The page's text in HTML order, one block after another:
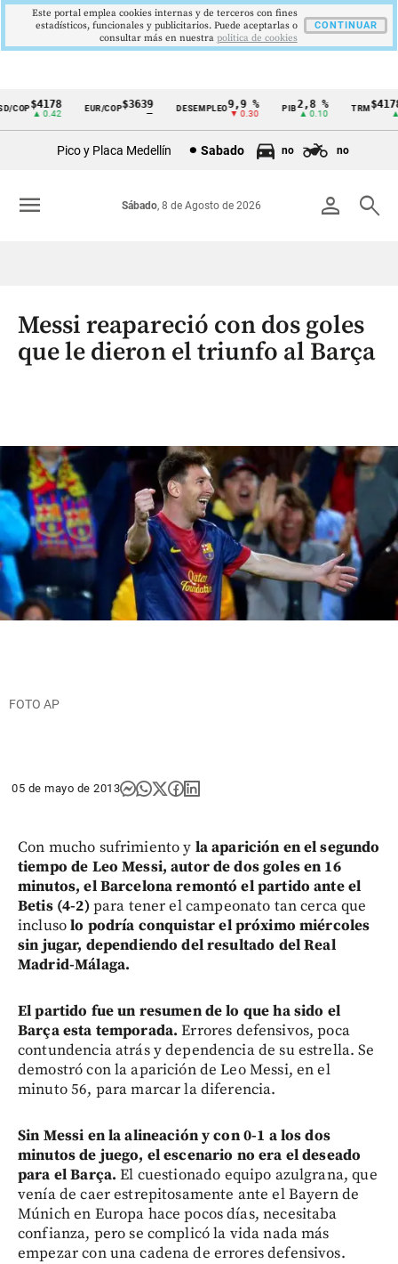
Cintillo
Colombia
$4178
▲ 0.42
EUR/COP$3639 DESEMPLEO9,9 %
▼ 0.30
2,8 %
▲ 0.10
TRM
▲
Pico y Placa Medellín Sabado no no
person search
Sábado, 8 de Agosto de 2026
menu
Messi reapareció con dos goles
que le dieron el triunfo al Barça
FOTO AP
05 de mayo de 2013
Con mucho sufrimiento y la aparición en el segundo
tiempo de Leo Messi, autor de dos goles en 16
minutos, el Barcelona remontó el partido ante el
Betis (4-2)para tener el campeonato tan cerca que
inclusolo podría conquistar el próximo miércoles
sin jugar, dependiendo del resultado del Real
Madrid-Málaga.
El partido fue un resumen de lo que ha sido el
Barça esta temporada. Errores defensivos, poca
contundencia atrás y dependencia de su estrella. Se
demostró con la aparición de Leo Messi, en el
minuto 56, para marcar la diferencia.
Sin Messi en la alineación y con 0-1 a los dos
minutos de juego, el escenario no era el deseado
para el Barça. El cuestionado equipo azulgrana, que
venía de caer estrepitosamente ante el Bayern de
Múnich en Europa hace pocos días, necesitaba
confianza, pero se complicó la vida nada más
empezar con una cadena de errores defensivos.
Este portal emplea cookies internas y de terceros con fines
estadísticos, funcionales y publicitarios. Puede aceptarlas o
consultar más en nuestra politica de cookies
CONTINUAR